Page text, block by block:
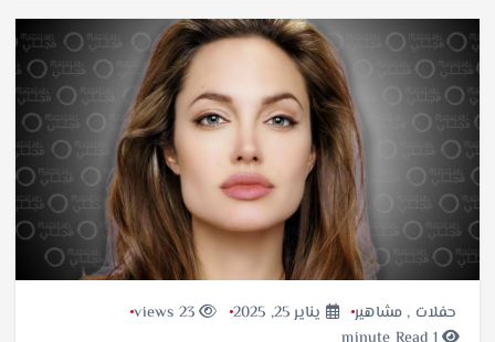
حفلات , مشاهير يناير 25, 2025
23 views